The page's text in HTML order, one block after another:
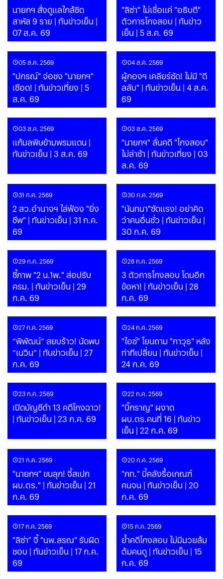
นายกฯ สั่งดูแลใกล้ชิด
สาหัส 9 ราย | ทันข่าวเย็น |
07 ส.ค. 69
"ลิซ่า" ไม่เชื่อแค่ "อธิบดี"
ตัวการโกงสอบ | ทันข่าว
เย็น | 5 ส.ค. 69
05 ส.ค. 2569
"ปกรณ์" จ่อชง "นายกฯ"
เชือด! | ทันข่าวเที่ยง | 5
ส.ค. 69
04 ส.ค. 2569
ผู้กองฯ เคลียร์ชัด! ไม่มี "ดี
ลลับ" | ทันข่าวเย็น | 4 ส.ค.
69
03 ส.ค. 2569
แก้มลพิษข้ามพรมแดน |
ทันข่าวเย็น | 3 ส.ค. 69
03 ส.ค. 2569
"นายกฯ" ลั่นคดี "โกงสอบ"
ไม่ล่าช้า | ทันข่าวเที่ยง | 03
ส.ค. 69
31 ก.ค. 2569
2 สว.อำนาจฯ ไล่ฟ้อง "ยิ่ง
ชีพ" | ทันข่าวเย็น | 31 ก.ค.
69
30 ก.ค. 2569
"นันทนา"ซัดแรง! อย่าคิด
ว่าคนอื่นชั่ว | ทันข่าวเย็น |
30 ก.ค. 69
29 ก.ค. 2569
ชี้ภาพ "2 น.1พ." ส่อปรับ
ครม. | ทันข่าวเย็น | 29
ก.ค. 69
28 ก.ค. 2569
3 ตัวการโกงสอบ โดนอีก
ข้อหา! | ทันข่าวเย็น | 28
ก.ค. 69
27 ก.ค. 2569
“พิพัฒน์” สยบร้าว! นัดพบ
“เนวิน” | ทันข่าวเย็น | 27
ก.ค. 69
24 ก.ค. 2569
"ไอซ์" โยนถาม "ภาวุธ" หลัง
ท่าทีเปลี่ยน | ทันข่าวเย็น |
24 ก.ค. 69
23 ก.ค. 2569
เปิดบัญชีดำ 13 คดีโกงฉาว!
| ทันข่าวเย็น | 23 ก.ค. 69
22 ก.ค. 2569
"บิ๊กราญ" ผงาด
ผบ.ตร.คนที่ 16 | ทันข่าว
เย็น | 22 ก.ค. 69
21 ก.ค. 2569
"นายกฯ" ขนลุก! จี้สเปก
ผบ.ตร." | ทันข่าวเย็น | 21
ก.ค. 69
20 ก.ค. 2569
"ภท." บี้คลังรื้อเกณฑ์
คนจน | ทันข่าวเย็น | 20
ก.ค. 69
17 ก.ค. 2569
"ลิซ่า" จี้ "นพ.สรณ" รับผิด
ชอบ | ทันข่าวเย็น | 17 ก.ค.
69
15 ก.ค. 2569
ย้ำคดีโกงสอบ ไม่มีมวยล้ม
ต้มคนดู | ทันข่าวเย็น | 15
ก.ค. 69